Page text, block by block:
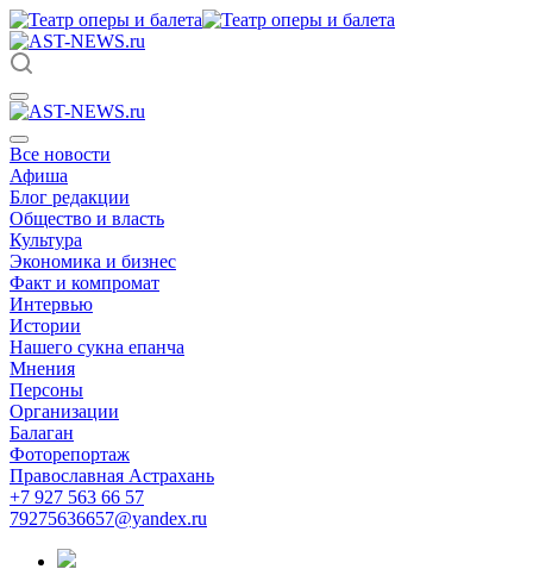
Все новости
Афиша
Блог редакции
Общество и власть
Культура
Экономика и бизнес
Факт и компромат
Интервью
Истории
Нашего сукна епанча
Мнения
Персоны
Организации
Балаган
Фоторепортаж
Православная Астрахань
+7 927 563 66 57
79275636657@yandex.ru